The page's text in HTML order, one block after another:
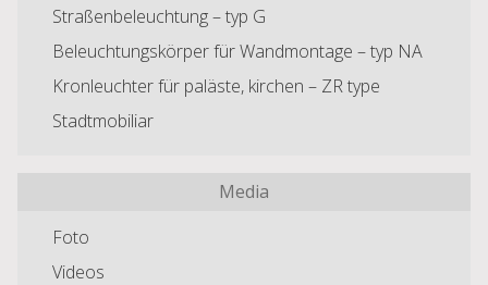
Straßenbeleuchtung – typ G
Beleuchtungskörper für Wandmontage – typ NA
Kronleuchter für paläste, kirchen – ZR type
Stadtmobiliar
Media
Foto
Videos